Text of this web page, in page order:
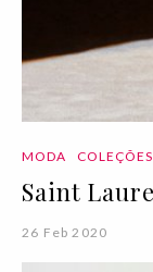
MODA COLEÇÕES
Saint
26 Feb 2020